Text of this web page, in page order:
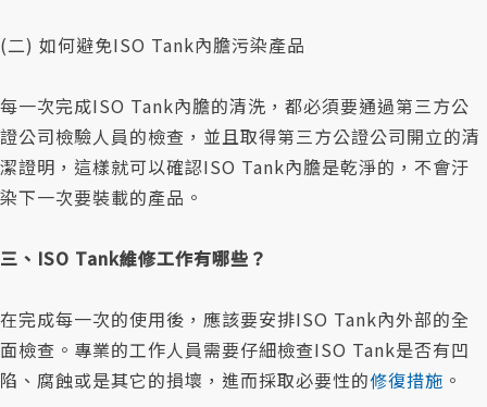
(二) 如何避免ISO Tank內膽污染產品
每一次完成ISO Tank內膽的清洗，都必須要通過第三方公
證公司檢驗人員的檢查，並且取得第三方公證公司開立的清
潔證明，這樣就可以確認ISO Tank內膽是乾淨的，不會汙
染下一次要裝載的產品。
三、ISO Tank維修工作有哪些？
在完成每一次的使用後，應該要安排ISO Tank內外部的全
面檢查。專業的工作人員需要仔細檢查ISO Tank是否有凹
陷、腐蝕或是其它的損壞，進而採取必要性的修復措施 。